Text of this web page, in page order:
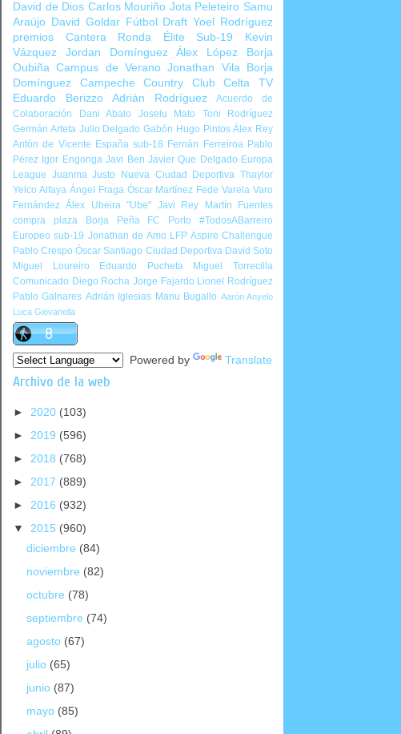
David de Dios Carlos Mouriño Jota Peleteiro Samu
Araújo David Goldar Fútbol Draft Yoel Rodríguez
premios Cantera
Ronda Élite Sub-19
Kevin
Vázquez
Jordan Domínguez Álex López
Borja
Oubiña Campus de Verano Jonathan Vila
Borja
Domínguez
Campeche Country Club
Celta TV
Eduardo Berizzo
Adrián Rodríguez
Acuerdo de
Colaboración
Dani Abalo Joselu Mato
Toni Rodríguez
Germán Arteta Julio Delgado Gabón Hugo Pintos Álex Rey
Antón de Vicente España sub-18 Fernán Ferreiroa Pablo
Pérez Igor Engonga Javi Ben Javier Que Delgado Europa
League Juanma Justo Nueva Ciudad Deportiva Thaylor
Yelco Alfaya Ángel Fraga Óscar Martínez Fede Varela Varo
Fernández Álex Ubeira "Ube" Javi Rey
Martín Fuentes
compra plaza
Borja Peña FC Porto
#TodosABarreiro
Europeo sub-19 Jonathan de Amo LFP Aspire Challengue
Pablo Crespo Óscar Santiago Ciudad Deportiva David Soto
Miguel Loureiro
Eduardo Pucheta
Miguel Torrecilla
Comunicado Diego Rocha Jorge Fajardo Lionel Rodríguez
Pablo Galnares Adrián Iglesias Manu Bugallo Aarón Anyelo
Luca Giovanella
Powered by Translate
Archivo de la web
► 2020 (103)
► 2019 (596)
► 2018 (768)
► 2017 (889)
► 2016 (932)
▼ 2015 (960)
diciembre (84)
noviembre (82)
octubre (78)
septiembre (74)
agosto (67)
julio (65)
junio (87)
mayo (85)